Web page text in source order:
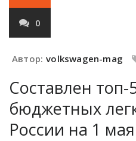
0
Автор: volkswagen-mag
Составлен
бюджетных
России на 1 мая